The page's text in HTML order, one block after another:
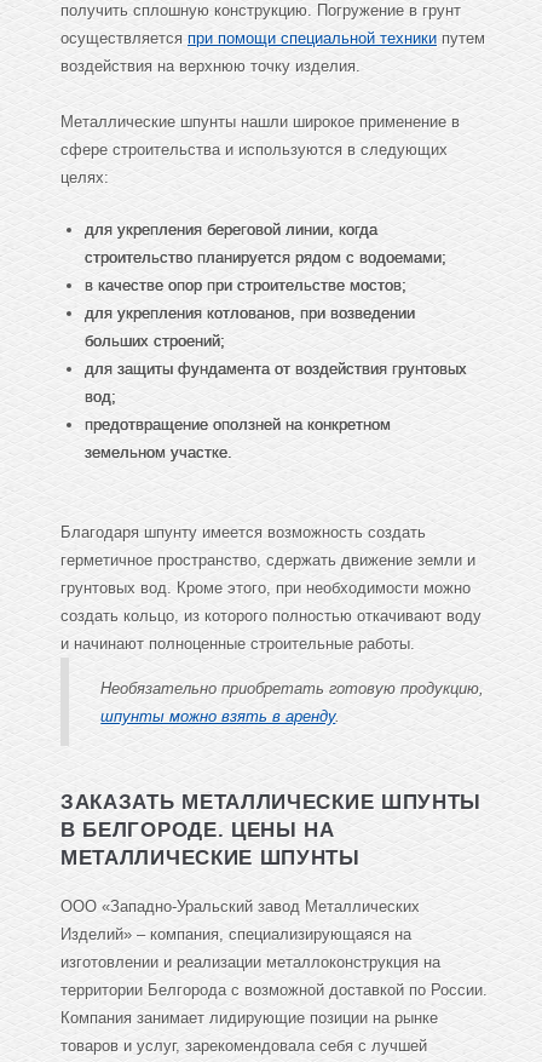
получить сплошную конструкцию. Погружение в грунт
осуществляется при помощи специальной техники путем
воздействия на верхнюю точку изделия.
Металлические шпунты нашли широкое применение в
сфере строительства и используются в следующих
целях:
для укрепления береговой линии, когда
строительство планируется рядом с водоемами;
в качестве опор при строительстве мостов;
для укрепления котлованов, при возведении
больших строений;
для защиты фундамента от воздействия грунтовых
вод;
предотвращение оползней на конкретном
земельном участке.
Благодаря шпунту имеется возможность создать
герметичное пространство, сдержать движение земли и
грунтовых вод. Кроме этого, при необходимости можно
создать кольцо, из которого полностью откачивают воду
и начинают полноценные строительные работы.
Необязательно приобретать готовую продукцию,
шпунты можно взять в аренду.
ЗАКАЗАТЬ МЕТАЛЛИЧЕСКИЕ ШПУНТЫ
В БЕЛГОРОДЕ. ЦЕНЫ НА
МЕТАЛЛИЧЕСКИЕ ШПУНТЫ
ООО «Западно-Уральский завод Металлических
Изделий» – компания, специализирующаяся на
изготовлении и реализации металлоконструкция на
территории Белгорода с возможной доставкой по России.
Компания занимает лидирующие позиции на рынке
товаров и услуг, зарекомендовала себя с лучшей